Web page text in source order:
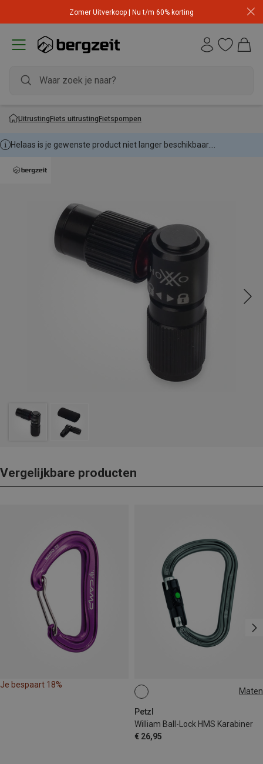
Zomer Uitverkoop | Nu t/m 60% korting
UitrustingFiets uitrustingFietspompen
Helaas is je gewenste product niet langer beschikbaar....
Vergelijkbare producten
Je bespaart 18%
Maten
Petzl
William Ball-Lock HMS Karabiner
€ 26,95
BALL-LOCK